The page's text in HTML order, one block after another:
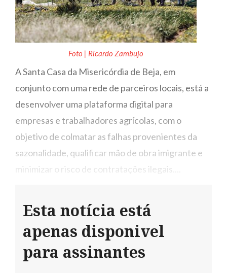
Foto | Ricardo Zambujo
A Santa Casa da Misericórdia de Beja, em
conjunto com uma rede de parceiros locais, está a
desenvolver uma plataforma digital para
empresas e trabalhadores agrícolas, com o
objetivo de colmatar as falhas provenientes da
sazonalidade, qualificar mão de obra imigrante e
minimizar o risco de contratações ilegais....
Esta notícia está
apenas disponivel
para assinantes